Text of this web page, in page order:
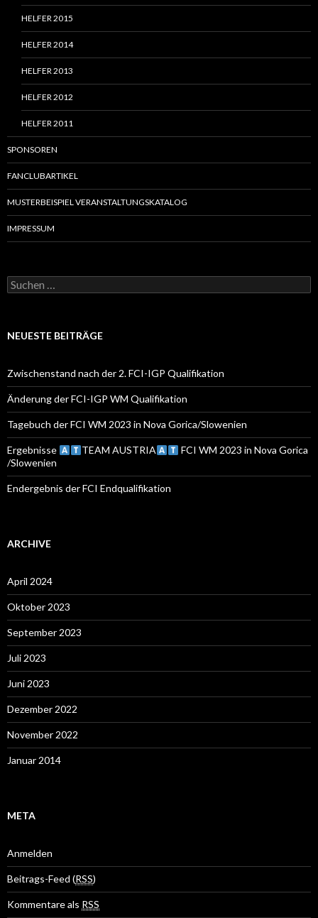
HELFER 2015
HELFER 2014
HELFER 2013
HELFER 2012
HELFER 2011
SPONSOREN
FANCLUBARTIKEL
MUSTERBEISPIEL VERANSTALTUNGSKATALOG
IMPRESSUM
S
u
e
c
h
:
NEUESTE BEITRÄGE
Zwischenstand nach der 2. FCI-IGP Qualifikation
Änderung der FCI-IGP WM Qualifikation
Tagebuch der FCI WM 2023 in Nova Gorica/Slowenien
Ergebnisse TEAM AUSTRIA
FCI WM 2023 in Nova Gorica
/Slowenien
Endergebnis der FCI Endqualifikation
ARCHIVE
April 2024
Oktober 2023
September 2023
Juli 2023
Juni 2023
Dezember 2022
November 2022
Januar 2014
META
Anmelden
Beitrags-Feed (RSS)
Kommentare als RSS